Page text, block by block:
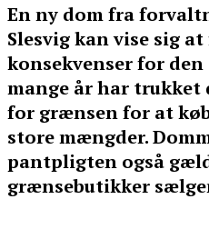
En ny dom fra
Slesvig kan vise sig
konsekvenser for
mange år har trukket
for grænsen for at
store mængder.
pantpligten også
grænsebutikker